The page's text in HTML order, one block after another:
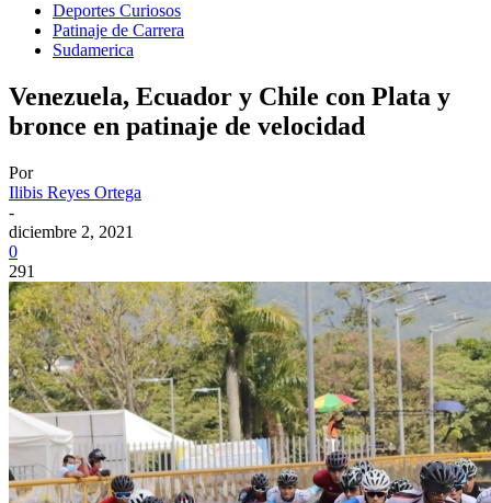
Deportes Curiosos
Patinaje de Carrera
Sudamerica
Venezuela, Ecuador y Chile con Plata y
bronce en patinaje de velocidad
Por
Ilibis Reyes Ortega
-
diciembre 2, 2021
0
291